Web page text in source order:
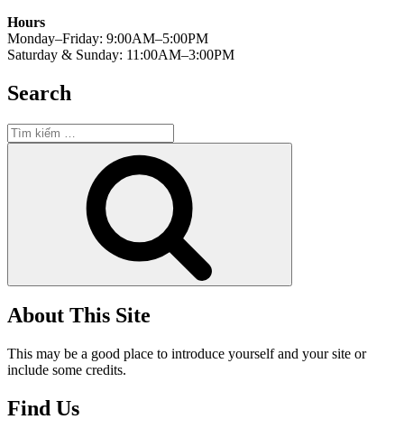
Hours
Monday–Friday: 9:00AM–5:00PM
Saturday & Sunday: 11:00AM–3:00PM
Search
Tìm
kiếm:
About This Site
This may be a good place to introduce yourself and your site or
include some credits.
Find Us